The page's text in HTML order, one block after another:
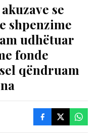
se
shpenzime
udhëtuar
fonde
qëndruam